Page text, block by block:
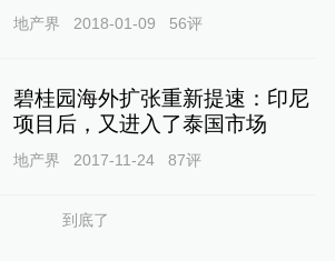
地产界 2018-01-09 56评
碧桂园海外扩张重新提速：印尼
项目后，又进入了泰国市场
地产界 2017-11-24 87评
到底了